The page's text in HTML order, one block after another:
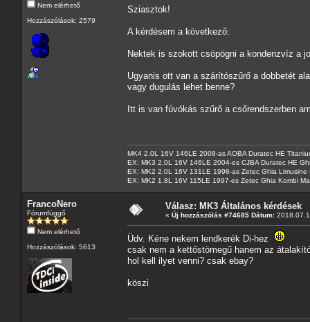
Nem elérhető
Hozzászólások: 2579
Sziasztok!
A kérdésem a következő:
Nektek is szokott csöpögni a kondenzvíz a
Ugyanis ott van a szárítószűrő a dobbetét
vagy dugulás lehet benne?
Itt is van fúvókás szűrő a csőrendszerben
MK4 2.0L 16V 146LE 2008-as AOBA Duratec HE
EX: MK3 2.0L 16V 146LE 2004-es CJBA Duratec HE
EX: MK2 2.0L 16V 131LE 1998-as Zetec Ghia Limusine
EX: MK2 1.8L 16V 115LE 1997-es Zetec Ghia Kombi
FrancoNero
Fórumfüggő
Nem elérhető
Hozzászólások: 5613
Válasz: MK3 Általános kérdések
« Új hozzászólás #74685 Dátum:
Üdv. Kéne nekem lendkerék Di-hez
csak nem a kettőstömegű hanem az
hol kell ilyet venni? csak ebay?
köszi